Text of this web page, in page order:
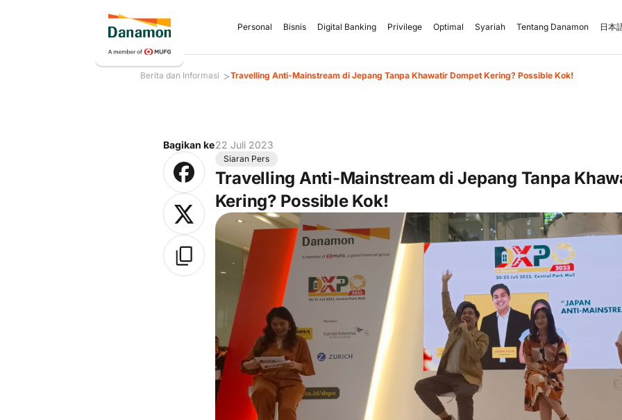
Personal Bisnis Digital Banking Privilege Optimal Syariah Tentang Danamon 日本
Berita dan Informasi >Travelling Anti-Mainstream di Jepang Tanpa Khawatir Dompet Kering? Possible Kok!
Bagikan ke22 Juli 2023
Siaran Pers
Travelling Anti-Mainstream di Jepang Tanpa
Kering? Possible Kok!